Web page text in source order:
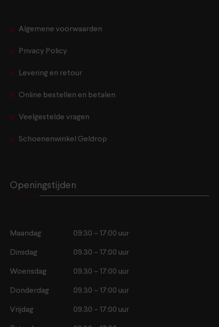
Algemene voorwaarden
Privacy Policy
Levering en retour
Online bestellen en betalen
Veelgestelde vragen
Schoenenwinkel Geldrop
Openingstijden
Maandag 09:30 – 17:00 uur
Dinsdag 09.30 – 17:00 uur
Woensdag 09.30 – 17:00 uur
Donderdag 09.30 – 17:00 uur
Vrijdag 09.30 – 17:00 uur